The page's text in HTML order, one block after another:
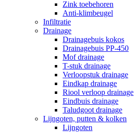
Zink toebehoren
Anti-klimbeugel
Infiltratie
Drainage
Drainagebuis kokos
Drainagebuis PP-450
Mof drainage
T-stuk drainage
Verloopstuk drainage
Eindkap drainage
Riool verloop drainage
Eindbuis drainage
Taludgoot drainage
Lijngoten, putten & kolken
Lijngoten